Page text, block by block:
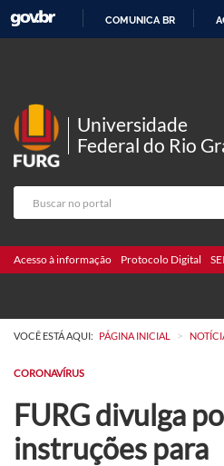
COMUNICA BR
Universidade
Federal do Rio
Acesso à informação Protocolo Digital SEI
VOCÊ ESTÁ AQUI: PÁGINA INICIAL >
CORONAVÍRUS
FURG divulga
instruções para